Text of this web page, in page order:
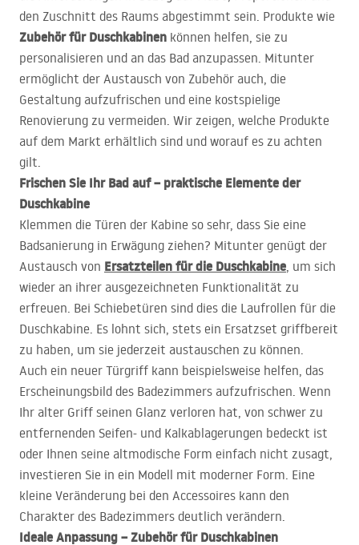
den Zuschnitt des Raums abgestimmt sein. Produkte wie
Zubehör für Duschkabinen können helfen, sie zu
personalisieren und an das Bad anzupassen. Mitunter
ermöglicht der Austausch von Zubehör auch, die
Gestaltung aufzufrischen und eine kostspielige
Renovierung zu vermeiden. Wir zeigen, welche Produkte
auf dem Markt erhältlich sind und worauf es zu achten
gilt.
Frischen Sie Ihr Bad auf – praktische Elemente der
Duschkabine
Klemmen die Türen der Kabine so sehr, dass Sie eine
Badsanierung in Erwägung ziehen? Mitunter genügt der
Austausch von Ersatzteilen für die Duschkabine, um sich
wieder an ihrer ausgezeichneten Funktionalität zu
erfreuen. Bei Schiebetüren sind dies die Laufrollen für die
Duschkabine. Es lohnt sich, stets ein Ersatzset griffbereit
zu haben, um sie jederzeit austauschen zu können.
Auch ein neuer Türgriff kann beispielsweise helfen, das
Erscheinungsbild des Badezimmers aufzufrischen. Wenn
Ihr alter Griff seinen Glanz verloren hat, von schwer zu
entfernenden Seifen- und Kalkablagerungen bedeckt ist
oder Ihnen seine altmodische Form einfach nicht zusagt,
investieren Sie in ein Modell mit moderner Form. Eine
kleine Veränderung bei den Accessoires kann den
Charakter des Badezimmers deutlich verändern.
Ideale Anpassung – Zubehör für Duschkabinen